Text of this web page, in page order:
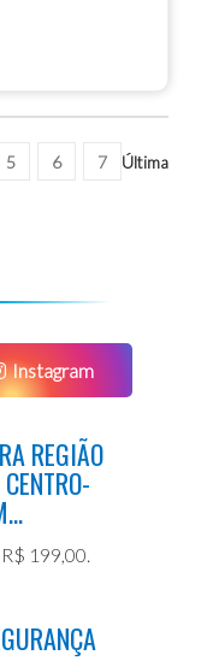
5 6 7 Última
Instagram
REGIÃO
199,00.